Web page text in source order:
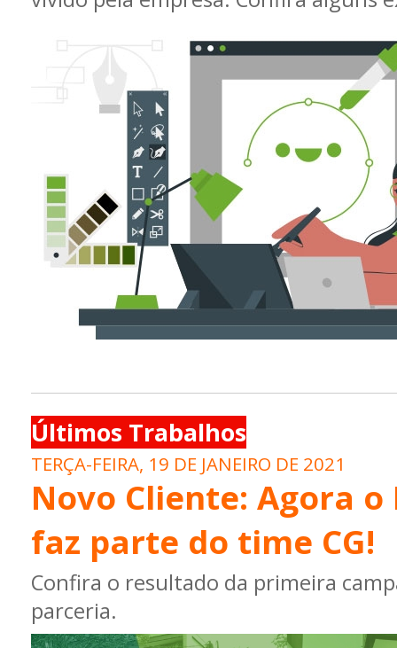
Últimos Trabalhos
TERÇA-FEIRA, 19 DE JANEIRO DE 2021
Novo Cliente: Agora o
faz parte do time CG!
Confira o resultado da primeira
parceria.